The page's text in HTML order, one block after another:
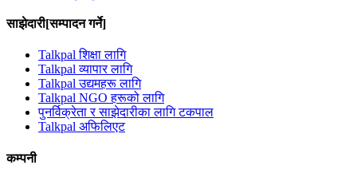
साझेदारी[सम्पादन गर्ने]
Talkpal शिक्षा लागि
Talkpal व्यापार लागि
Talkpal उद्यमहरू लागि
Talkpal NGO हरूको लागि
पुनर्विक्रेता र साझेदारीका लागि टकपाल
Talkpal अफिलिएट
कम्पनी